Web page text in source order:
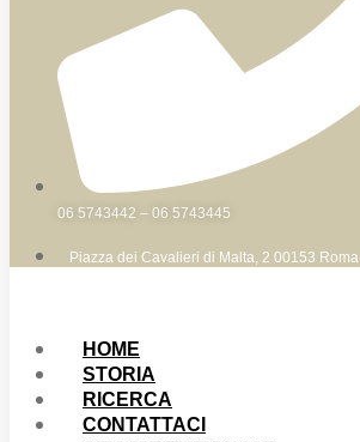
06 5743442 – 06 5743445
Piazza dei Cavalieri di Malta, 2 00153 Roma
HOME
STORIA
RICERCA
CONTATTACI